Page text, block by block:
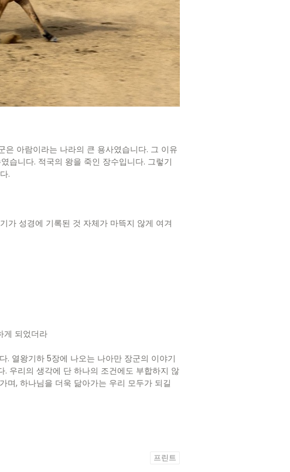
아람이라는 나라의 큰 용사였습니다. 그 이유
습니다. 적국의 왕을 죽인 장수입니다. 그렇기
.
가 성경에 기록된 것 자체가 마뜩지 않게 여겨
게 되었더라
. 열왕기하 5장에 나오는 나아만 장군의 이야기
우리의 생각에 단 하나의 조건에도 부합하지 않
며, 하나님을 더욱 닮아가는 우리 모두가 되길
프린트